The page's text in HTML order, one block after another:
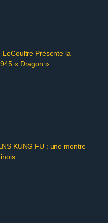
LeCoultre Présente la
« Dragon »
KUNG FU : une montre